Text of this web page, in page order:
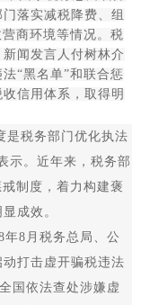
落实减税降费、组
商环境等情况。税
闻发言人付树林介
“黑名单”和联合惩
信用体系，取得明
税务部门优化执法
示。近年来，税务部
制度，着力构建褒
成效。
8月税务总局、公
打击虚开骗税违法
国依法查处涉嫌虚